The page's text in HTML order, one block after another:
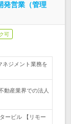
発営業（管理
可
ネジメント業務を
動産業界での法人
ービル 【リモー